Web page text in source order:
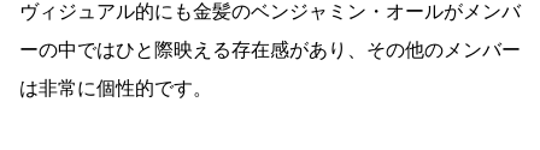
ヴィジュアル的にも金髪のベンジャミン・オールがメンバ
ーの中ではひと際映える存在感があり、その他のメンバー
は非常に個性的です。